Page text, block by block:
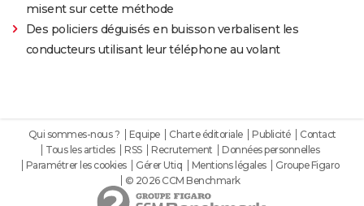
misent sur cette méthode
Des policiers déguisés en buisson verbalisent les
conducteurs utilisant leur téléphone au volant
Qui sommes-nous ? Equipe Charte éditoriale Publicité
Contact
Tous les articles
RSS Recrutement
Données personnelles
Paramétrer les cookies
Gérer Utiq Mentions légales
Groupe Figaro
© 2026 CCM Benchmark